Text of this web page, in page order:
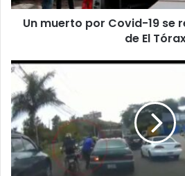
hospital
Un muerto por Covid-19 se
de El
Captan
"ladrón"
en
en
hora
pico
en